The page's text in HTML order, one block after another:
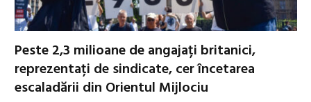
Peste 2,3 milioane de angajați britanici,
reprezentați de sindicate, cer încetarea
escaladării din Orientul Mijlociu